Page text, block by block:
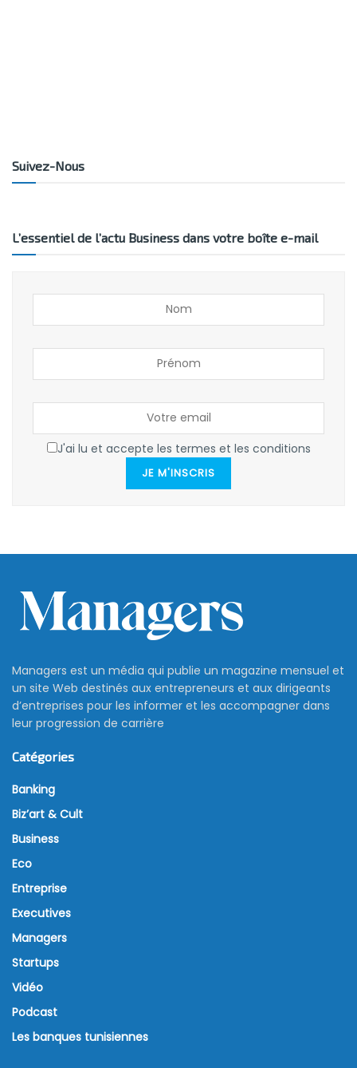
Suivez-Nous
L’essentiel de l’actu Business dans votre boîte e-mail
J'ai lu et accepte les termes et les conditions
JE M'INSCRIS
Managers est un média qui publie un magazine mensuel et
un site Web destinés aux entrepreneurs et aux dirigeants
d’entreprises pour les informer et les accompagner dans
leur progression de carrière
Catégories
Banking
Biz’art & Cult
Business
Eco
Entreprise
Executives
Managers
Startups
Vidéo
Podcast
Les banques tunisiennes